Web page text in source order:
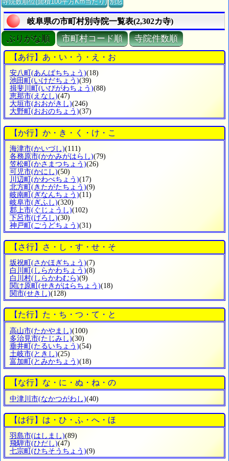
岐阜県の市町村別寺院一覧表(2,302カ寺)
ぶりがな順 市町村コード順 寺院件数順
【あ行】あ・い・う・え・お
安八町 (あんぱちちょう)(18)
池田町 (いけだちょう)(39)
揖斐川町 (いびがわちょう)(88)
恵那市(えなし)(47)
大垣市(おおがきし)(246)
大野町 (おおのちょう)(37)
【か行】か・き・く・け・こ
海津市(かいづし)(111)
各務原市(かかみがはらし)(79)
笠松町 (かさまつちょう)(26)
可児市(かにし)(50)
川辺町 (かわべちょう)(17)
北方町 (きたがたちょう)(9)
岐南町 (ぎなんちょう)(11)
岐阜市(ぎふし)(320)
郡上市(ぐじょうし)(102)
下呂市(げろし)(30)
神戸町 (ごうどちょう)(31)
【さ行】さ・し・す・せ・そ
坂祝町 (さかほぎちょう)(7)
白川町 (しらかわちょう)(8)
白川村(しらかわむら)(9)
関け原町 (せきがはらちょう)(18)
関市(せきし)(128)
【た行】た・ち・つ・て・と
高山市(たかやまし)(100)
多治見市(たじみし)(30)
垂井町(たるいちょう)(54)
土岐市(ときし)(25)
富加町(とみかちょう)(18)
【な行】な・に・ぬ・ね・の
中津川市(なかつがわし)(40)
【は行】は・ひ・ふ・へ・ほ
羽島市(はしまし)(89)
飛騨市(ひだし)(47)
七宗町 (ひちそうちょう)(9)